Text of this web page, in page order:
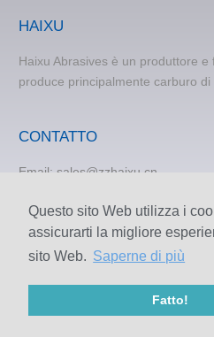
Questo sito Web utilizza i
assicurarti la migliore
sito Web. Saperne di più
Fatto!
HAIXU
Haixu Abrasives è un produttore e
produce principalmente carburo
CONTATTO
Email: sales@zzhaixu.cn
Telefono:+8615838373120
FAX: +86 371-60305637
© 2009-2020 Zhengzhou Haixu